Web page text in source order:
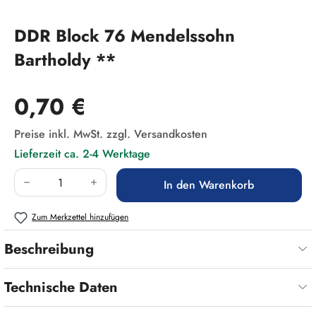
DDR Block 76 Mendelssohn
Bartholdy **
Regulärer Preis:
0,70 €
Preise inkl. MwSt. zzgl. Versandkosten
Lieferzeit ca. 2-4 Werktage
Produkt Anzahl: Gib den gewünschten Wert
In den Warenkorb
Zum Merkzettel hinzufügen
Beschreibung
Technische Daten